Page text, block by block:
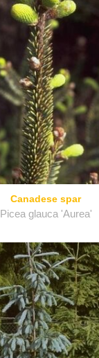
Canadese spar
Picea glauca 'Aurea'